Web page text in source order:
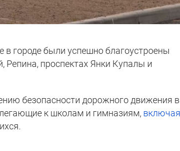
в городе были успешно благоустроены
проспектах Янки Купалы и
безопасности дорожного движения в
к школам и гимназиям,